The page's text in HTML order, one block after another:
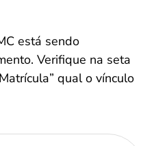
está sendo
Verifique na seta
qual o vínculo